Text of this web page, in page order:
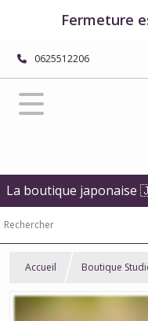
Fermeture
0625512206
La boutique
Accueil Boutique